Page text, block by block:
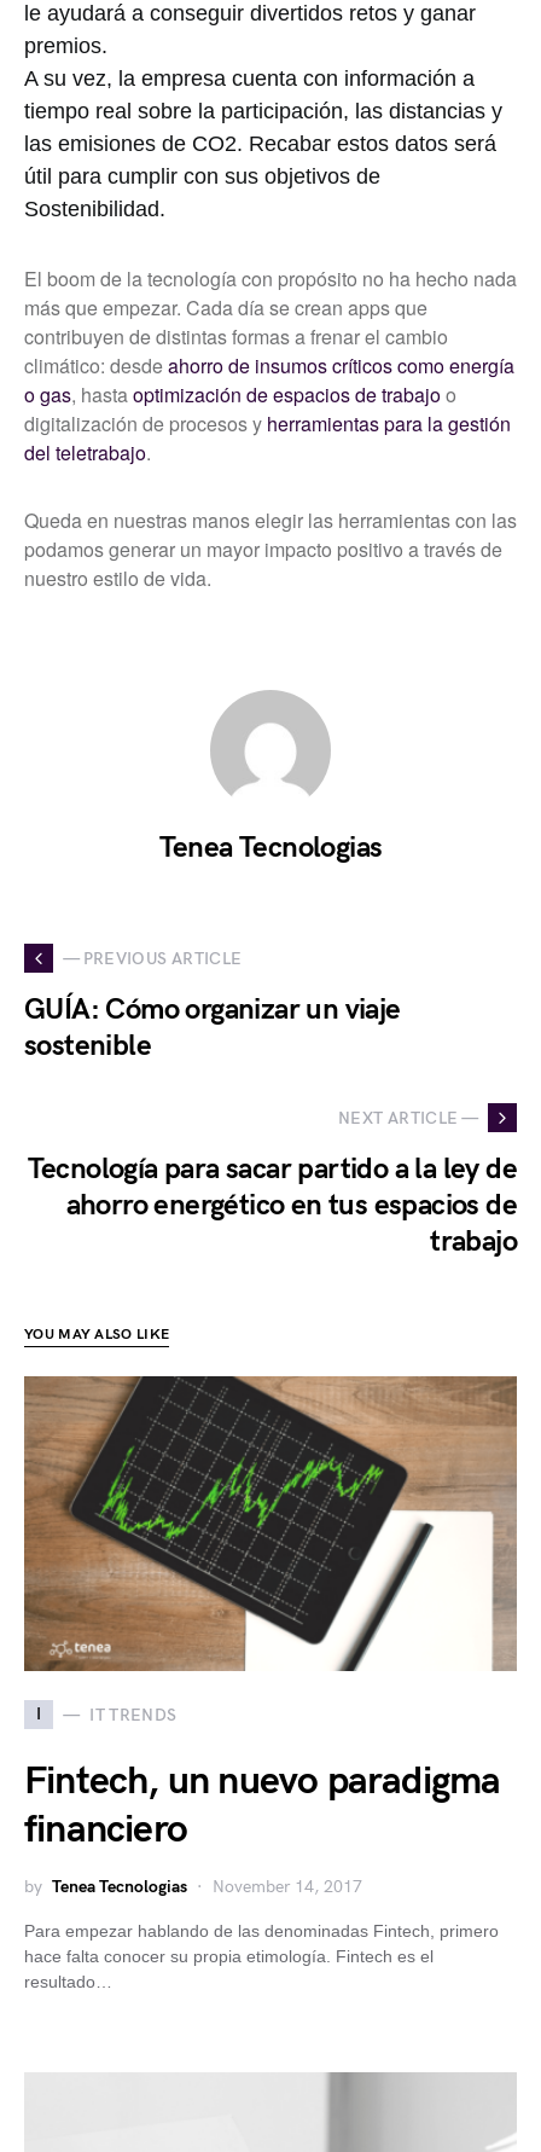
le ayudará a conseguir divertidos retos y ganar
premios.
A su vez, la empresa cuenta con información a
tiempo real sobre la participación, las distancias y
las emisiones de CO2. Recabar estos datos será
útil para cumplir con sus objetivos de
Sostenibilidad.
El boom de la tecnología con propósito no ha hecho nada
más que empezar. Cada día se crean apps que
contribuyen de distintas formas a frenar el cambio
climático: desdeahorro de insumos críticos como energía
o gas, hastaoptimización de espacios de trabajoo
digitalización de procesos y herramientas para la gestión
del teletrabajo.
Queda en nuestras manos elegir las herramientas con las
podamos generar un mayor impacto positivo a través de
nuestro estilo de vida.
Tenea Tecnologias
— PREVIOUS ARTICLE
GUÍA: Cómo organizar un viaje
sostenible
NEXT ARTICLE —
Tecnología para sacar partido a la ley de
ahorro energético en tus espacios de
trabajo
YOU MAY ALSO LIKE
I IT TRENDS
Fintech, un nuevo paradigma
financiero
by Tenea Tecnologias November 14, 2017
Para empezar hablando de las denominadas Fintech, primero
hace falta conocer su propia etimología. Fintech es el
resultado…